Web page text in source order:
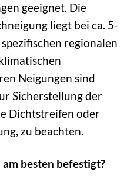
geeignet. Die
liegt bei ca. 5-
regionalen
Neigungen sind
Sicherstellung der
Dichtstreifen oder
zu beachten.
besten befestigt?